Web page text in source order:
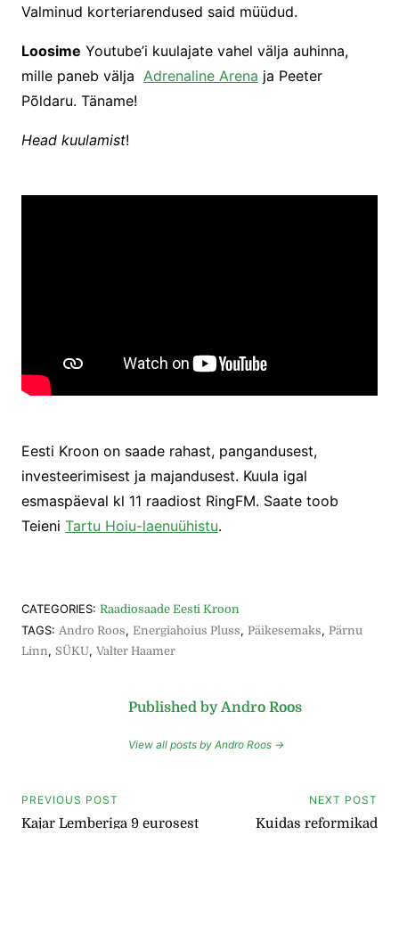
Valminud korteriarendused said müüdud.
Loosime Youtube’i kuulajate vahel välja auhinna,
mille paneb välja Adrenaline Arena ja Peeter
Põldaru. Täname!
Head kuulamist!
Eesti Kroon on saade rahast, pangandusest,
investeerimisest ja majandusest. Kuula igal
esmaspäeval kl 11 raadiost RingFM. Saate toob
Teieni Tartu Hoiu-laenuühistu.
CATEGORIES: Raadiosaade Eesti Kroon
TAGS: Andro Roos, Energiahoius Pluss, Päikesemaks, Pärnu
Linn, SÜKU, Valter Haamer
Published by Andro Roos
View all posts by Andro Roos →
Navigeerimine
PREVIOUS POST
Kajar Lemberiga 9 eurosest
NEXT POST
Kuidas reformikad